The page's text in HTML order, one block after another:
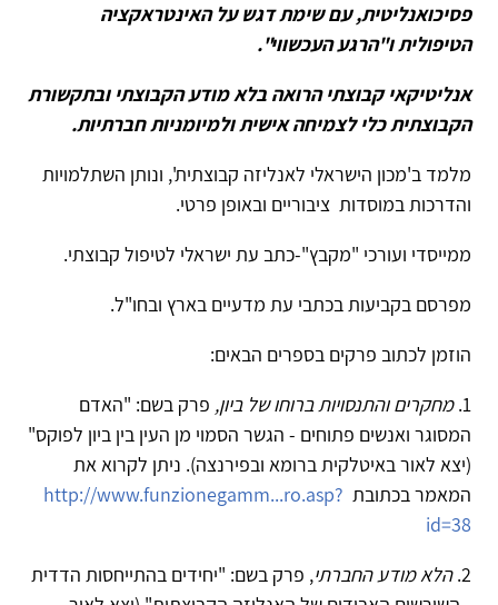
עם שימת דגש על האינטראקציה
ו"הרגע העכשווי".
קבוצתי הרואה בלא מודע הקבוצתי ובתקשורת
כלי לצמיחה אישית ולמיומניות חברתיות.
ב'מכון הישראלי לאנליזה קבוצתית', ונותן השתלמויות
במוסדות ציבוריים ובאופן פרטי.
ועורכי "מקבץ"-כתב עת ישראלי לטיפול קבוצתי.
בקביעות בכתבי עת מדעיים בארץ ובחו"ל.
לכתוב פרקים בספרים הבאים:
והתנסויות ברוחו של ביון,פרק בשם: "האדם
ואנשים פתוחים - הגשר הסמוי מן העין בין ביון לפוקס"
באיטלקית ברומא ובפירנצה). ניתן לקרוא את
בכתובתhttp://www.funzionegamm...ro.asp?
מודע החברתי, פרק בשם: "יחידים בהתייחסות הדדית